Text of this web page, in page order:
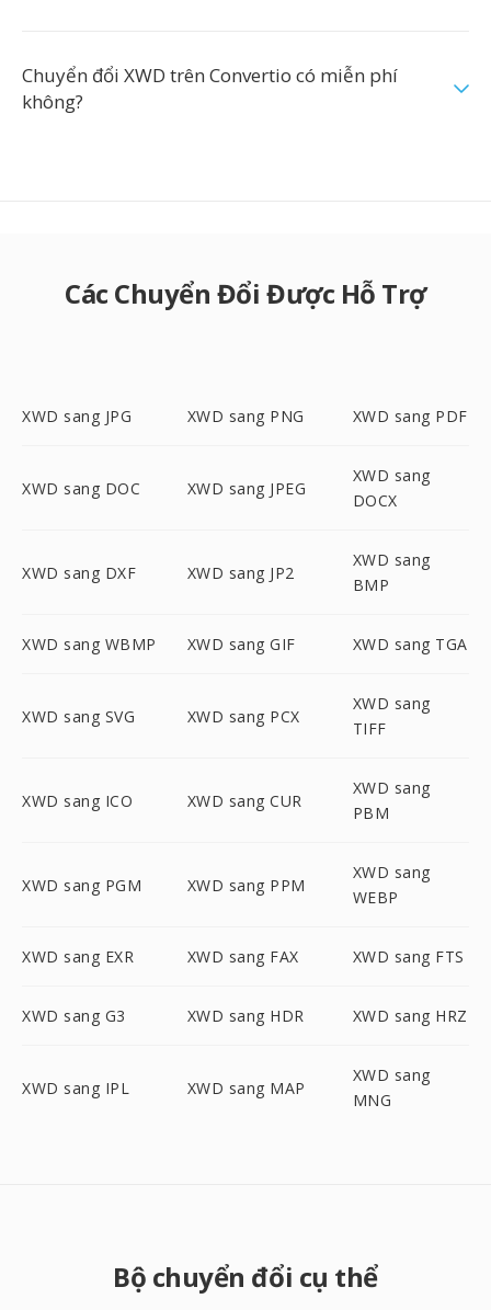
Chuyển đổi XWD trên Convertio có miễn phí
không?
Các Chuyển Đổi Được Hỗ Trợ
XWD sang JPG XWD sang PNG XWD sang PDF
XWD sang DOC XWD sang JPEG
XWD sang
DOCX
XWD sang DXF XWD sang JP2
XWD sang
BMP
XWD sang WBMP XWD sang GIF XWD sang TGA
XWD sang SVG XWD sang PCX
XWD sang
TIFF
XWD sang ICO XWD sang CUR
XWD sang
PBM
XWD sang PGM XWD sang PPM
XWD sang
WEBP
XWD sang EXR XWD sang FAX XWD sang FTS
XWD sang G3 XWD sang HDR XWD sang HRZ
XWD sang IPL XWD sang MAP
XWD sang
MNG
Bộ chuyển đổi cụ thể